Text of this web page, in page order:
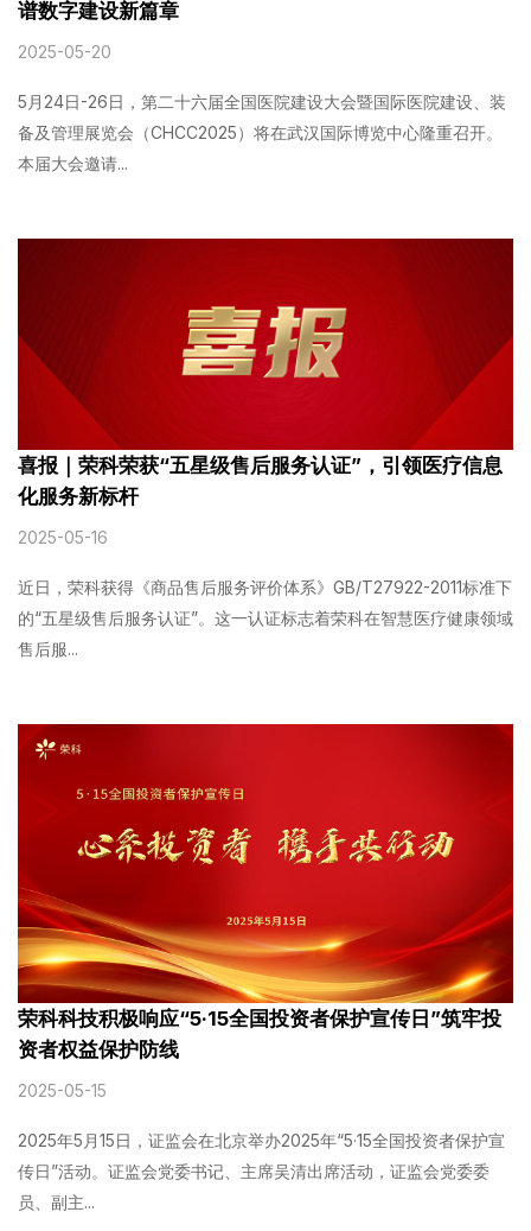
谱数字建设新篇章
2025-05-20
5月24日-26日，第二十六届全国医院建设大会暨国际医院建设、装
备及管理展览会（CHCC2025）将在武汉国际博览中心隆重召开。
本届大会邀请...
喜报｜荣科荣获“五星级售后服务认证”，引领医疗信息
化服务新标杆
2025-05-16
近日，荣科获得《商品售后服务评价体系》GB/T27922-2011标准下
的“五星级售后服务认证”。这一认证标志着荣科在智慧医疗健康领域
售后服...
荣科科技积极响应“5·15全国投资者保护宣传日”筑牢投
资者权益保护防线
2025-05-15
2025年5月15日，证监会在北京举办2025年“5·15全国投资者保护宣
传日”活动。证监会党委书记、主席吴清出席活动，证监会党委委
员、副主...